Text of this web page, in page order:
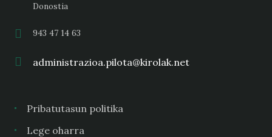
Donostia
943 47 14 63
administrazioa.pilota@kirolak.net
Pribatutasun politika
Lege oharra